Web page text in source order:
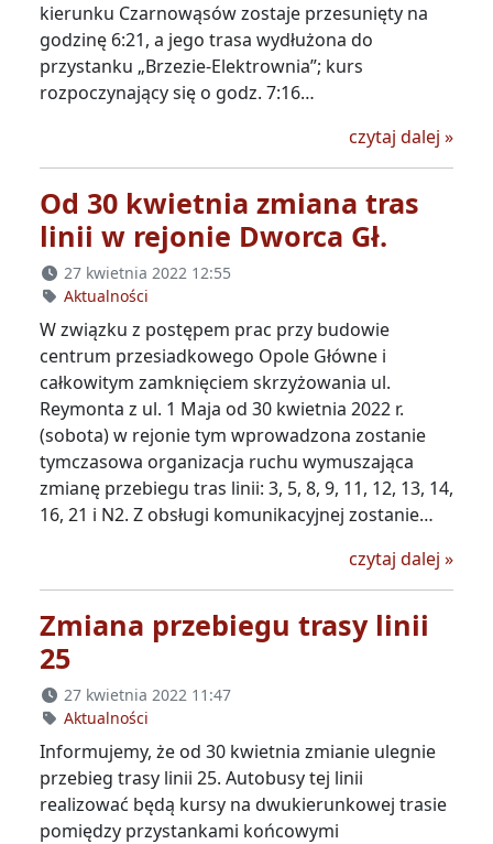
kierunku Czarnowąsów zostaje przesunięty na
godzinę 6:21, a jego trasa wydłużona do
przystanku „Brzezie-Elektrownia”; kurs
rozpoczynający się o godz. 7:16…
czytaj dalej »
Od 30 kwietnia zmiana tras
linii w rejonie Dworca Gł.
27 kwietnia 2022 12:55
Aktualności
W związku z postępem prac przy budowie
centrum przesiadkowego Opole Główne i
całkowitym zamknięciem skrzyżowania ul.
Reymonta z ul. 1 Maja od 30 kwietnia 2022 r.
(sobota) w rejonie tym wprowadzona zostanie
tymczasowa organizacja ruchu wymuszająca
zmianę przebiegu tras linii: 3, 5, 8, 9, 11, 12, 13, 14,
16, 21 i N2. Z obsługi komunikacyjnej zostanie…
czytaj dalej Od
»
Zmiana przebiegu trasy linii
25
27 kwietnia 2022 11:47
Aktualności
Informujemy, że od 30 kwietnia zmianie ulegnie
przebieg trasy linii 25. Autobusy tej linii
realizować będą kursy na dwukierunkowej trasie
pomiędzy przystankami końcowymi